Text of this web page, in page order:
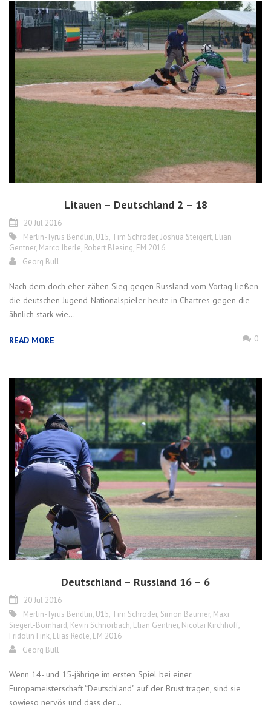
Litauen – Deutschland 2 – 18
20 Jul 2016
Merlin-Tyrus Bendlin, U15, Tim Schröder,Joshua Steigert, Elian
Gentner, Marco Iberle, Robert Blesing, EM 2016
Georg Bull
Nach dem doch eher zähen Sieg gegen Russland vom Vortag ließen
die deutschen Jugend-Nationalspieler heute in Chartres gegen die
ähnlich stark wie...
READ MORE 0
Deutschland – Russland 16 – 6
20 Jul 2016
Merlin-Tyrus Bendlin, U15, Tim Schröder, Simon Bäumer, Maxi
Siegert-Bomhard, Kevin Schnorbach, Elian Gentner, Nicolai Kirchhoff,
Fridolin Fink, Elias Redle, EM 2016
Georg Bull
Wenn 14- und 15-jährige im ersten Spiel bei einer
Europameisterschaft “Deutschland” auf der Brust tragen, sind sie
sowieso nervös und dass der...